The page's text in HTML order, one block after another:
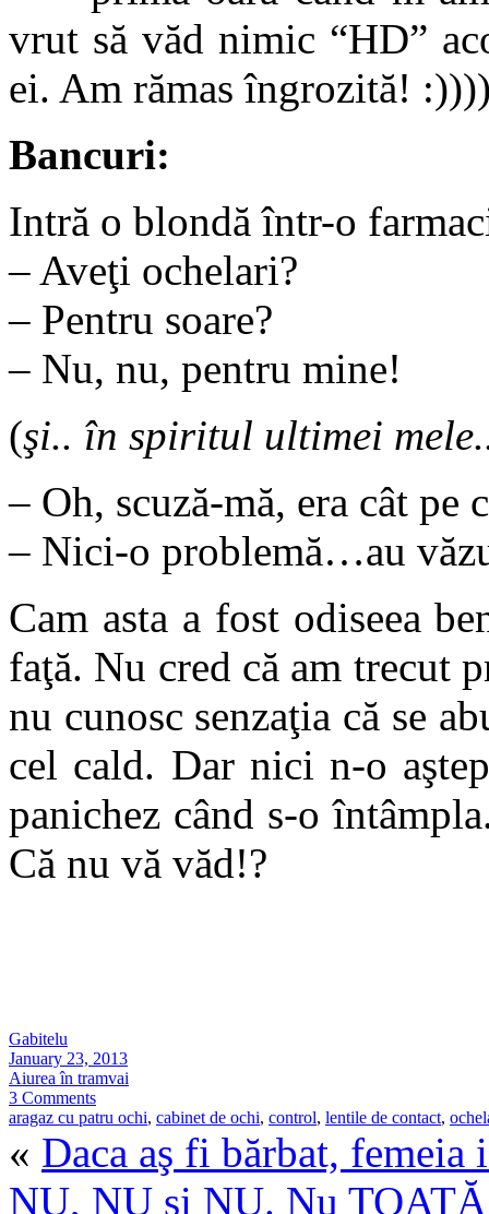
vrut să văd nimic “HD”
ei. Am rămas îngrozită!
Bancuri:
Intră o blondă într-o
– Aveţi ochelari?
– Pentru soare?
– Nu, nu, pentru mine!
(şi.. în spiritul ultimei
– Oh, scuză-mă, era cât pe
– Nici-o problemă…au
Cam asta a fost odiseea
faţă. Nu cred că am trecut
nu cunosc senzaţia că se
cel cald. Dar nici n-o
panichez când s-o
Că nu vă văd!?
Gabitelu
January 23, 2013
Aiurea în tramvai
3 Comments
aragaz cu patru ochi, cabinet de ochi, control, lentile de contact,
« Daca aş fi bărbat,
NU, NU şi NU. Nu TOATĂ